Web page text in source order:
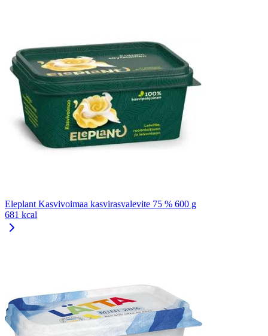
Eleplant Kasvivoimaa kasvirasvalevite 75 % 600 g
681 kcal